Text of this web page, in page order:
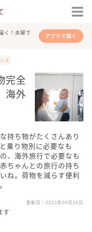
く！夫婦で
アプリで開く
ズ
完全
海外
持ち物がたくさんあり
乗り物別に必要なも
、海外旅行で必要なも
ちゃんとの旅行の持ち
ね。荷物を減らす便利
更新日： 2023年09月26日
す